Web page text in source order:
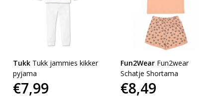
Tukk Tukk jammies kikker
pyjama
€7,99
Fun2Wear Fun2wear
Schatje Shortama
€8,49